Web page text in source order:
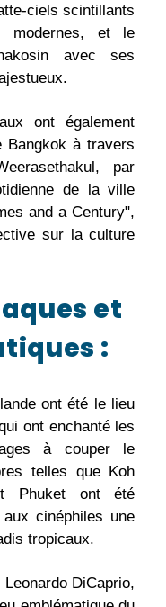
ciels scintillants
modernes, et le
avec ses
ont également
Bangkok à travers
par
de la ville
and a Century",
sur la culture
et
:
ont été le lieu
ont enchanté les
à couper le
telles que Koh
Phuket ont été
cinéphiles une
tropicaux.
DiCaprio,